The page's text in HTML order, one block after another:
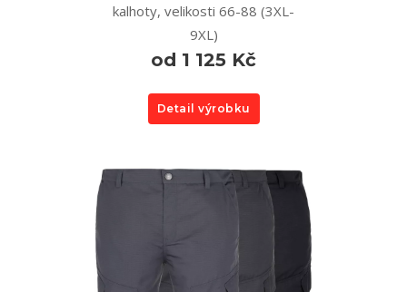
kalhoty, velikosti 66-88 (3XL-
9XL)
od 1 125 Kč
Detail výrobku